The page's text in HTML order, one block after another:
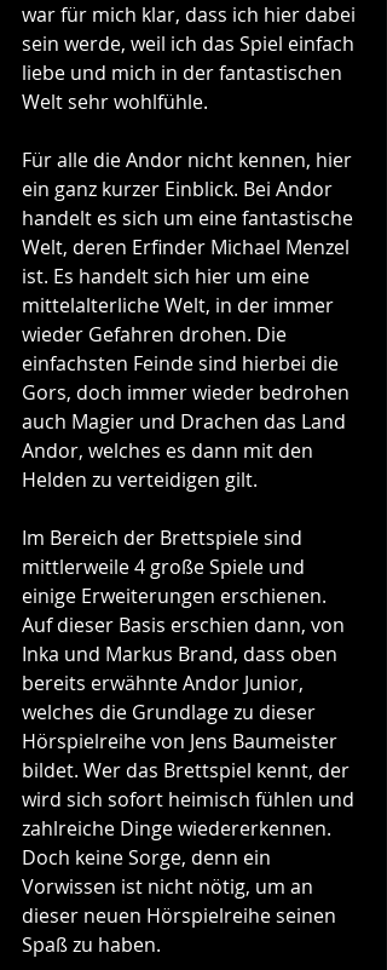
war für mich klar, dass ich hier dabei
sein werde, weil ich das Spiel einfach
liebe und mich in der fantastischen
Welt sehr wohlfühle.
Für alle die Andor nicht kennen, hier
ein ganz kurzer Einblick. Bei Andor
handelt es sich um eine fantastische
Welt, deren Erfinder Michael Menzel
ist. Es handelt sich hier um eine
mittelalterliche Welt, in der immer
wieder Gefahren drohen. Die
einfachsten Feinde sind hierbei die
Gors, doch immer wieder bedrohen
auch Magier und Drachen das Land
Andor, welches es dann mit den
Helden zu verteidigen gilt.
Im Bereich der Brettspiele sind
mittlerweile 4 große Spiele und
einige Erweiterungen erschienen.
Auf dieser Basis erschien dann, von
Inka und Markus Brand, dass oben
bereits erwähnte Andor Junior,
welches die Grundlage zu dieser
Hörspielreihe von Jens Baumeister
bildet. Wer das Brettspiel kennt, der
wird sich sofort heimisch fühlen und
zahlreiche Dinge wiedererkennen.
Doch keine Sorge, denn ein
Vorwissen ist nicht nötig, um an
dieser neuen Hörspielreihe seinen
Spaß zu haben.